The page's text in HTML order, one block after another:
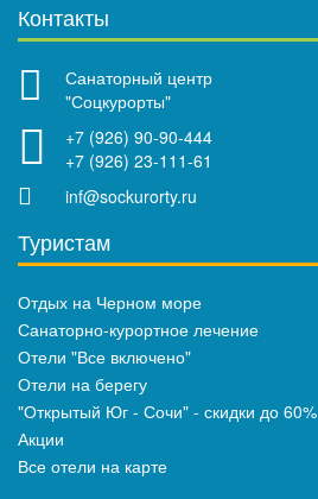
Контакты
Санаторный центр
"Соцкурорты"
+7 (926) 90-90-444
+7 (926) 23-111-61
inf@sockurorty.ru
Туристам
Отдых на Черном море
Санаторно-курортное лечение
Отели "Все включено"
Отели на берегу
"Открытый Юг - Сочи" - скидки до 60%
Акции
Все отели на карте